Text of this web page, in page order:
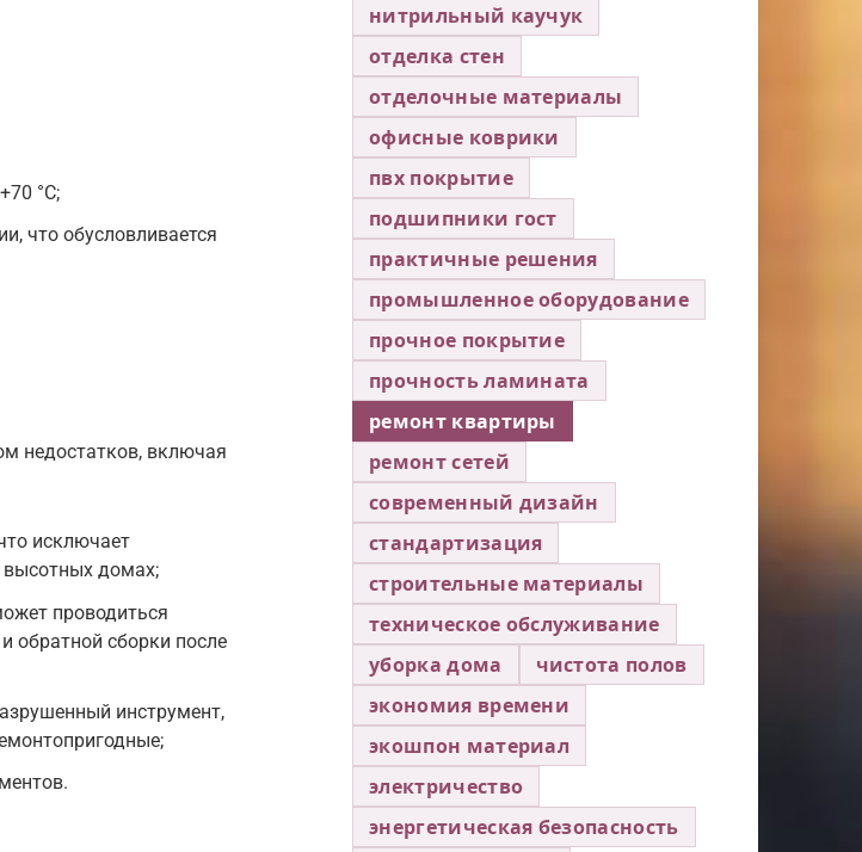
°C;
что обусловливается
недостатков, включая
исключает
высотных домах;
проводиться
обратной сборки после
инструмент,
нитрильный каучук
отделка стен
отделочные материалы
офисные коврики
пвх покрытие
подшипники гост
практичные решения
промышленное оборудование
прочное покрытие
прочность ламината
ремонт квартиры
ремонт сетей
современный дизайн
стандартизация
строительные материалы
техническое обслуживание
уборка дома
чистота полов
экономия времени
экошпон материал
электричество
энергетическая безопасность